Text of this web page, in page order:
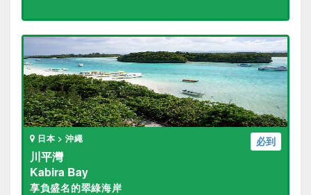
必到
日本 > 沖繩
川平灣
Kabira Bay
享負盛名的翠綠海岸